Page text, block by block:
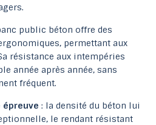
public béton offre des
permettant aux
résistance aux intempéries
année après année, sans
fréquent.
: la densité du béton lui
le rendant résistant